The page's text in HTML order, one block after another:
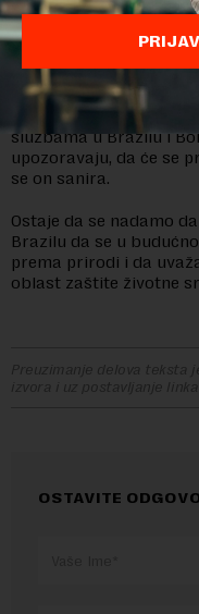
Foto: Luc Viatour
Požar se velikom
priđu zahvaćenim
prostranstvo. Dobra
sveta, pa možemo
službama u Brazilu i
upozoravaju, da će se
se on sanira.
Ostaje da se nadamo
Brazilu da se u
prema prirodi i da
oblast zaštite životne
Preuzimanje delova teksta
izvora i uz postavljanje
OSTAVITE